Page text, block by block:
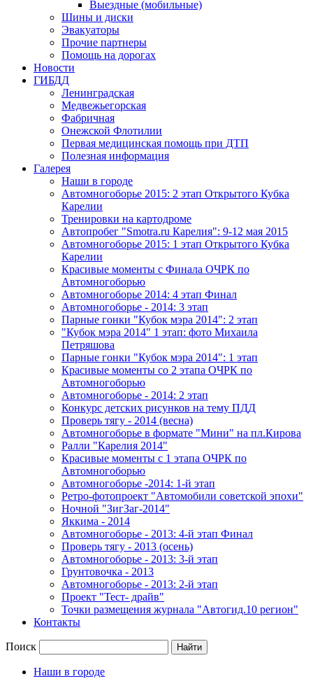
Выездные (мобильные)
Шины и диски
Эвакуаторы
Прочие партнеры
Помощь на дорогах
Новости
ГИБДД
Ленинградская
Медвежьегорская
Фабричная
Онежской Флотилии
Первая медицинская помощь при ДТП
Полезная информация
Галерея
Наши в городе
Автомногоборье 2015: 2 этап Открытого Кубка
Карелии
Тренировки на картодроме
Автопробег "Smotra.ru Карелия": 9-12 мая 2015
Автомногоборье 2015: 1 этап Открытого Кубка
Карелии
Красивые моменты с Финала ОЧРК по
Автомногоборью
Автомногоборье 2014: 4 этап Финал
Автомногоборье - 2014: 3 этап
Парные гонки "Кубок мэра 2014": 2 этап
"Кубок мэра 2014" 1 этап: фото Михаила
Петряшова
Парные гонки "Кубок мэра 2014": 1 этап
Красивые моменты со 2 этапа ОЧРК по
Автомногоборью
Автомногоборье - 2014: 2 этап
Конкурс детских рисунков на тему ПДД
Проверь тягу - 2014 (весна)
Автомногоборье в формате "Мини" на пл.Кирова
Ралли "Карелия 2014"
Красивые моменты с 1 этапа ОЧРК по
Автомногоборью
Автомногоборье -2014: 1-й этап
Ретро-фотопроект "Автомобили советской эпохи"
Ночной "ЗигЗаг-2014"
Яккима - 2014
Автомногоборье - 2013: 4-й этап Финал
Проверь тягу - 2013 (осень)
Автомногоборье - 2013: 3-й этап
Грунтовочка - 2013
Автомногоборье - 2013: 2-й этап
Проект "Тест- драйв"
Точки размещения журнала "Автогид.10 регион"
Контакты
Поиск
Наши в городе